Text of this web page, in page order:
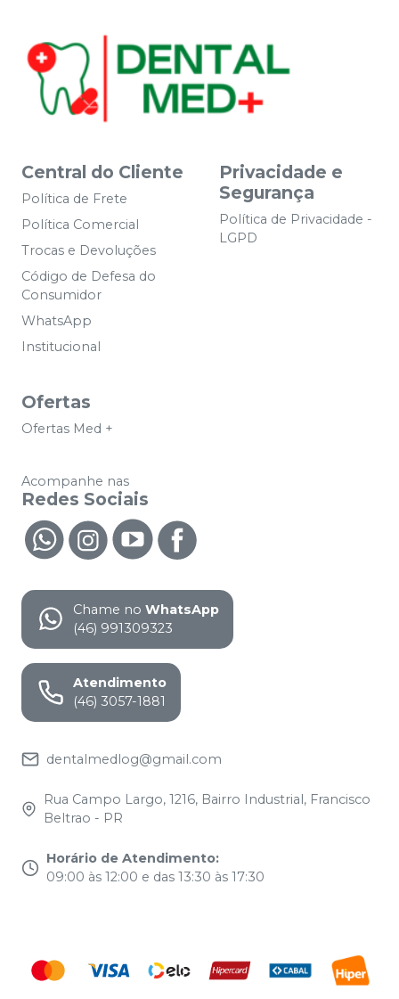
Central do Cliente
Política de Frete
Política Comercial
Trocas e Devoluções
Código de Defesa do
Consumidor
WhatsApp
Institucional
Privacidade e
Segurança
Política de Privacidade -
LGPD
Ofertas
Ofertas Med +
Acompanhe nas
Redes Sociais
Chame no WhatsApp
(46) 991309323
Atendimento
(46) 3057-1881
dentalmedlog@gmail.com
Rua Campo Largo, 1216, Bairro Industrial, Francisco
Beltrao - PR
Horário de Atendimento:
09:00 às 12:00 e das 13:30 às 17:30